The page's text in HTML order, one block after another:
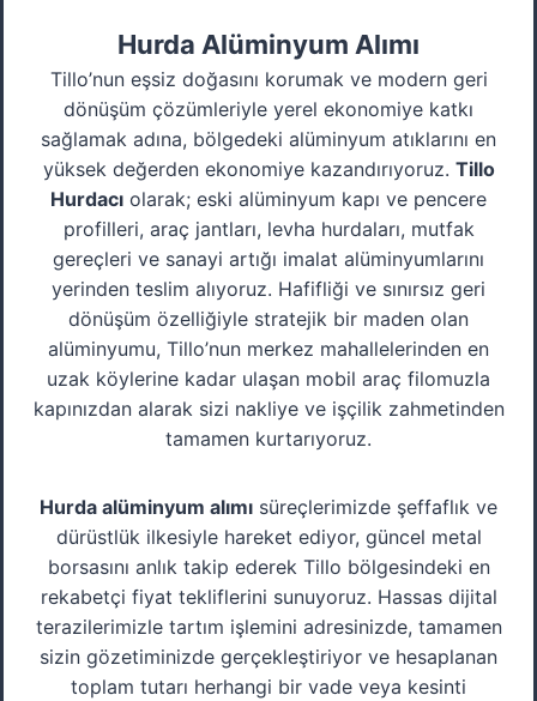
Hurda Alüminyum Alımı
Tillo’nun eşsiz doğasını korumak ve modern geri
dönüşüm çözümleriyle yerel ekonomiye katkı
sağlamak adına, bölgedeki alüminyum atıklarını en
yüksek değerden ekonomiye kazandırıyoruz. Tillo
Hurdacı olarak; eski alüminyum kapı ve pencere
profilleri, araç jantları, levha hurdaları, mutfak
gereçleri ve sanayi artığı imalat alüminyumlarını
yerinden teslim alıyoruz. Hafifliği ve sınırsız geri
dönüşüm özelliğiyle stratejik bir maden olan
alüminyumu, Tillo’nun merkez mahallelerinden en
uzak köylerine kadar ulaşan mobil araç filomuzla
kapınızdan alarak sizi nakliye ve işçilik zahmetinden
tamamen kurtarıyoruz.
Hurda alüminyum alımı süreçlerimizde şeffaflık ve
dürüstlük ilkesiyle hareket ediyor, güncel metal
borsasını anlık takip ederek Tillo bölgesindeki en
rekabetçi fiyat tekliflerini sunuyoruz. Hassas dijital
terazilerimizle tartım işlemini adresinizde, tamamen
sizin gözetiminizde gerçekleştiriyor ve hesaplanan
toplam tutarı herhangi bir vade veya kesinti